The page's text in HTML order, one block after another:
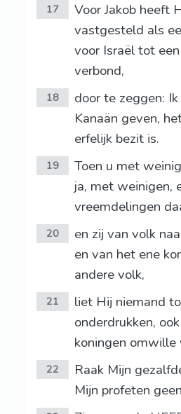
17
Voor Jakob heeft
vastgesteld als
voor Israël tot
verbond,
18
door te zeggen:
Kanaän geven,
erfelijk bezit is.
19
Toen u met
ja, met weinigen,
vreemdelingen
20
en zij van volk
en van het ene
andere volk,
21
liet Hij niemand
onderdrukken,
koningen omwille
22
Raak Mijn
Mijn profeten